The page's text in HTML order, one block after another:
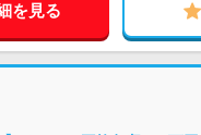
を見る